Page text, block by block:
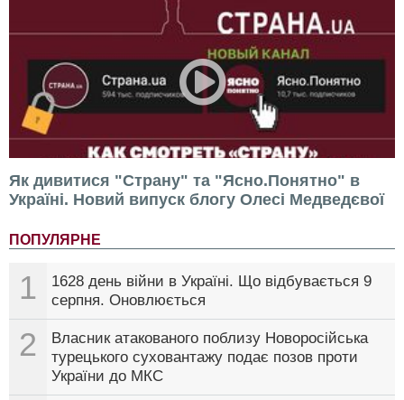
Як дивитися "Страну" та "Ясно.Понятно" в
Україні. Новий випуск блогу Олесі Медведєвої
ПОПУЛЯРНЕ
1
1628 день війни в Україні. Що відбувається 9
серпня. Оновлюється
2
Власник атакованого поблизу Новоросійська
турецького суховантажу подає позов проти
України до МКС